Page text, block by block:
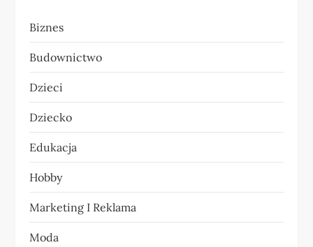
c
j
a
w
p
i
s
u
Biznes
Budownictwo
Dzieci
Dziecko
Edukacja
Hobby
Marketing I Reklama
Moda